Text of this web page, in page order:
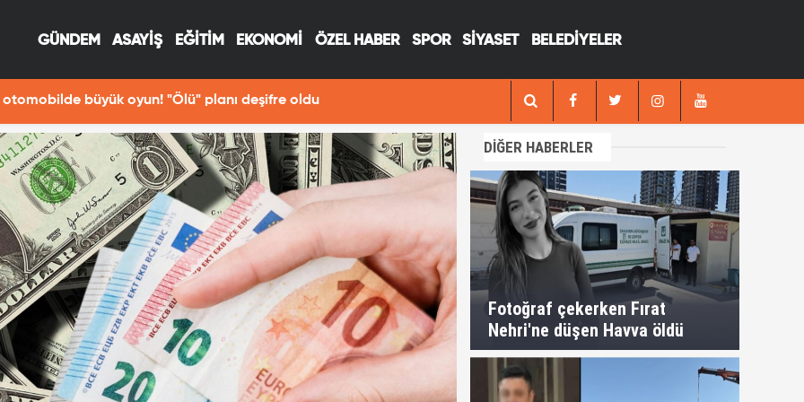
GÜNDEM ASAYİŞ EĞİTİM EKONOMİ ÖZEL HABER SPOR SİYASET BELEDİYELER
büyük oyun! "Ölü" planı deşifre oldu Fotoğraf çekerken Fırat Nehri'ne düşen
DİĞER HABERLER
Fotoğraf çekerken Fırat
Nehri'ne düşen Havva öldü